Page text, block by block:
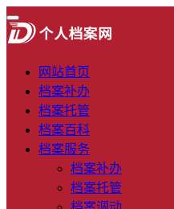
网站首页
档案补办
档案托管
档案百科
档案服务
档案补办
档案托管